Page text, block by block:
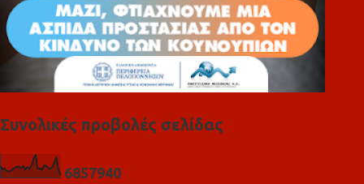
Συνολικές προβολές σελίδας
6857940